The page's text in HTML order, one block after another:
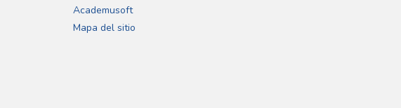
Academusoft
Mapa del sitio